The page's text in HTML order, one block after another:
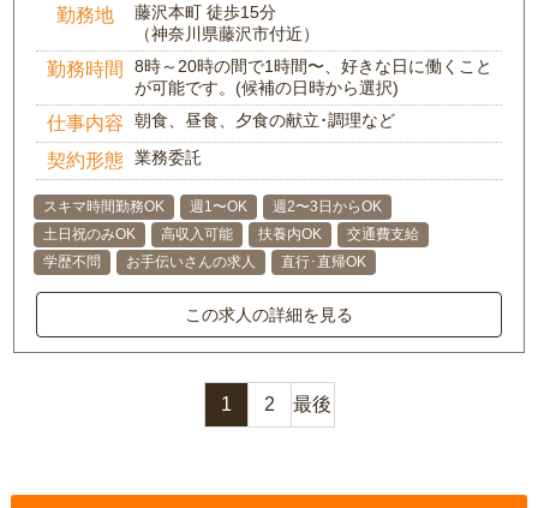
勤務地
藤沢本町 徒歩15分
（神奈川県藤沢市付近）
勤務時間
8時～20時の間で1時間〜、好きな日に働くこと
が可能です。(候補の日時から選択)
仕事内容 朝食、昼食、夕食の献立･調理など
契約形態 業務委託
スキマ時間勤務OK 週1〜OK
週2〜3日からOK
土日祝のみOK
高収入可能 扶養内OK
交通費支給
学歴不問
お手伝いさんの求人 直行･直帰OK
この求人の詳細を見る
1 2 最後